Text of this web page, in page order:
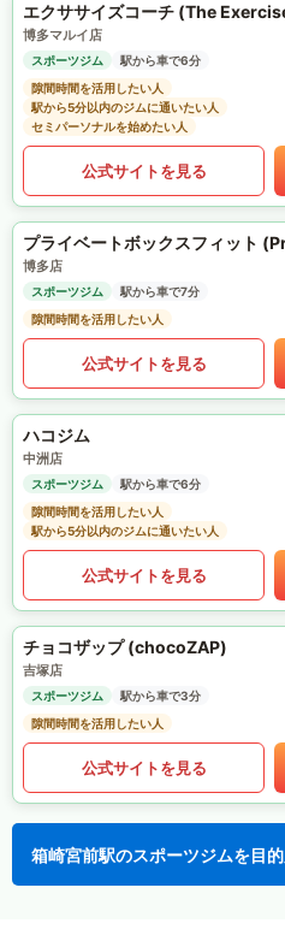
エクササイズコーチ (The
博多マルイ店
スポーツジム
駅から車で6分
隙間時間を活用したい人
駅から5分以内のジムに通いたい人
セミパーソナルを始めたい人
公式サイトを見る
博多店
スポーツジム
駅から車で7分
隙間時間を活用したい人
公式サイトを見る
ハコジム
中洲店
スポーツジム
駅から車で6分
隙間時間を活用したい人
駅から5分以内のジムに通いたい人
公式サイトを見る
チョコザップ (chocoZAP)
吉塚店
スポーツジム
駅から車で3分
隙間時間を活用したい人
公式サイトを見る
箱崎宮前駅のスポーツジムを目